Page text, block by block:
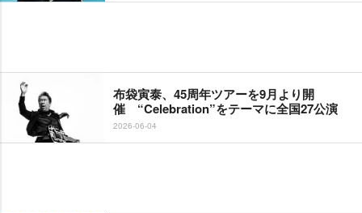
布袋寅泰、45周年ツアーを9月より開
催 “Celebration”をテーマに全国27公演
2026-06-04